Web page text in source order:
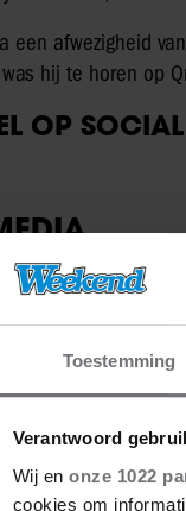
Toestemming
Verantwoord
Wij en onze 1022
cookies om
een afwezigheid
hij te horen op
OP